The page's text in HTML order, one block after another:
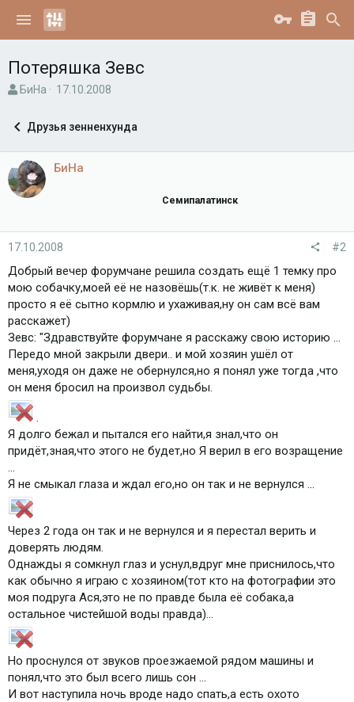
Потеряшка Зевс
А
о
т
е
м
БиНа
Д
а
а
17.10.2008
Друзья зенненхунда
БиНа
Семипалатинск
17.10.2008 #2
Добрый вечер форумчане решила создать ещё 1 темку про
мою собачку,моей её не назовёшь(т.к. не живёт к меня)
просто я её сытно кормлю и ухаживая,ну он сам всё вам
расскажет)
Зевс: "Здравствуйте форумчане я расскажу свою историю ...
Передо мной закрыли двери.. и мой хозяин ушёл от
меня,уходя он даже не обернулся,но я понял уже тогда ,что
он меня бросил на произвол судьбы.
Я долго бежал и пытался его найти,я знал,что он
придёт,зная,что этого не будет,но Я верил в его возращение
Я не смыкал глаза и ждал его,но он так и не вернулся ...
Через 2 года он так и не вернулся и я перестал верить и
доверять людям.
Однажды я сомкнул глаз и уснул,вдруг мне приснилось,что
как обычно я играю с хозяином(тот кто на фотографии это
моя подруга Ася,это не по правде была её собака,а
остальное чистейшой воды правда)...
Но проснулся от звуков проезжаемой рядом машины и
понял,что это был всего лишь сон ...
И вот наступила ночь вроде надо спать,а есть охото